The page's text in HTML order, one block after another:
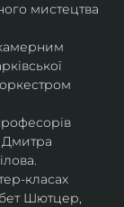
мистецтва
класах
Шютцер,